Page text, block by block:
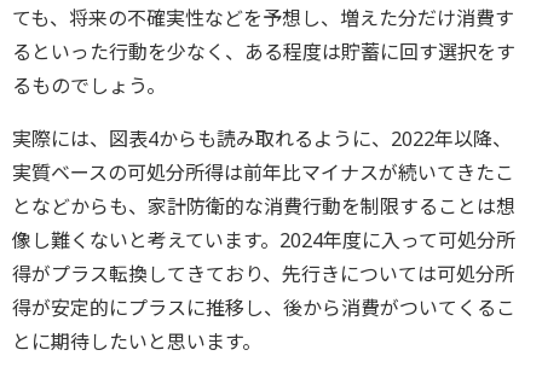
ても、将来の不確実性などを予想し、増えた分だけ消費す
るといった行動を少なく、ある程度は貯蓄に回す選択をす
るものでしょう。
実際には、図表4からも読み取れるように、2022年以降、
実質ベースの可処分所得は前年比マイナスが続いてきたこ
となどからも、家計防衛的な消費行動を制限することは想
像し難くないと考えています。2024年度に入って可処分所
得がプラス転換してきており、先行きについては可処分所
得が安定的にプラスに推移し、後から消費がついてくるこ
とに期待したいと思います。